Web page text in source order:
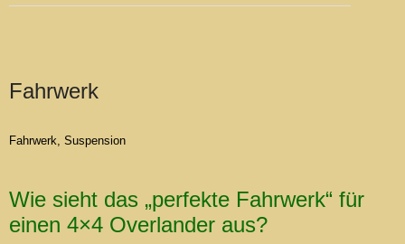
Fahrwerk
Fahrwerk, Suspension
Wie sieht das „perfekte Fahrwerk“ für
einen 4×4 Overlander aus?